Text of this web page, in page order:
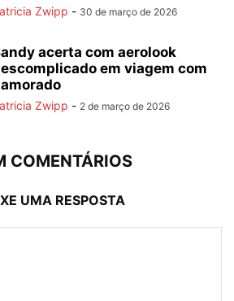
Zwipp - 30 de março de 2026
acerta com aerolook
em viagem com
Zwipp - 2 de março de 2026
COMENTÁRIOS
UMA RESPOSTA